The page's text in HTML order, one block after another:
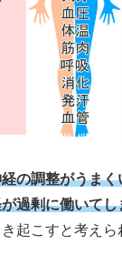
の調整がうま
過剰に働いてし
起こすと考えら